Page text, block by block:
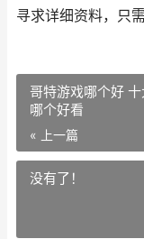
寻求详细资料，只
哥特游戏哪个好
哪个好看
« 上一篇
没有了！